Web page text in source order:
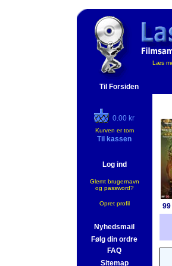
Til Forsiden
Læs
0.00 kr
Kurven er tom
Til kassen
Log ind
Glemt brugernavn
og password?
Opret profil
Nyhedsmail
Følg din ordre
FAQ
Sitemap
99